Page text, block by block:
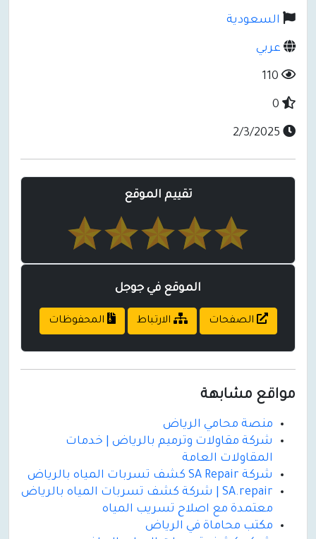
السعودية
عربي
تقييم الموقع
الموقع في جوجل
الصفحات الارتباط المحفوظات
مواقع مشابهة
منصة محامي الرياض
شركة مقاولات وترميم بالرياض | خدمات
المقاولات العامة
شركة SA Repair كشف تسربات المياه بالرياض
SA.repair | شركة كشف تسربات المياه بالرياض
معتمدة مع اصلاح تسريب المياه
مكتب محاماة في الرياض